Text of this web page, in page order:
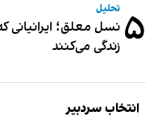
۵ تحلیل
نسل معلق؛ ایرانیانی
زندگی می‌کنند
انتخاب سردبیر